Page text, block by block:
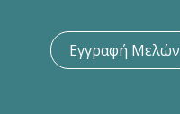
Εγγραφή Μελών